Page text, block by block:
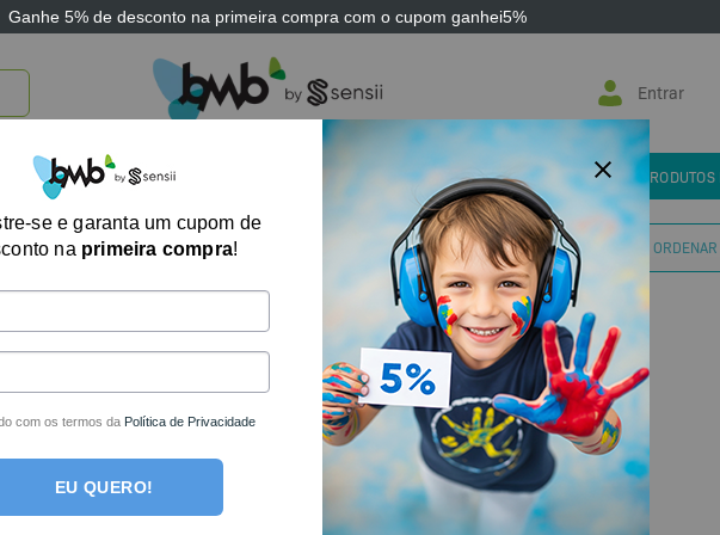
Ganhe 5% de desconto na primeira compra com o cupom ganhei5%
Entrar
BRINQUEDOS E JOGOS ARK THERAPEUTIC SENSII TECNOLOGIA ASSISTIVA
Exibindo um único resultado
se e garanta um cupom de
na primeira compra!
com os termos da Política de Privacidade
EU QUERO!